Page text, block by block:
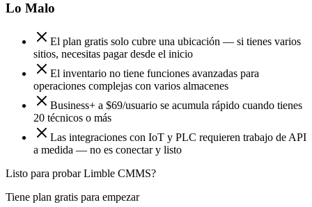
Lo Malo
El plan gratis solo cubre una ubicación — si tienes varios
sitios, necesitas pagar desde el inicio
El inventario no tiene funciones avanzadas para
operaciones complejas con varios almacenes
Business+ a $69/usuario se acumula rápido cuando tienes
20 técnicos o más
Las integraciones con IoT y PLC requieren trabajo de API
a medida — no es conectar y listo
Listo para probar Limble CMMS?
Tiene plan gratis para empezar